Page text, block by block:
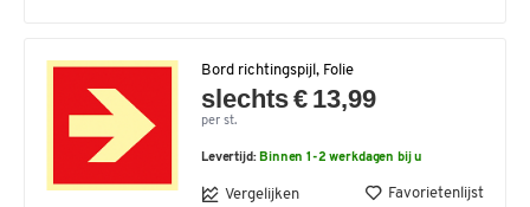
Bord richtingspijl, Folie
slechts € 13,99
per st.
Levertijd:Binnen 1-2 werkdagen bij u
Vergelijken Favorietenlijst